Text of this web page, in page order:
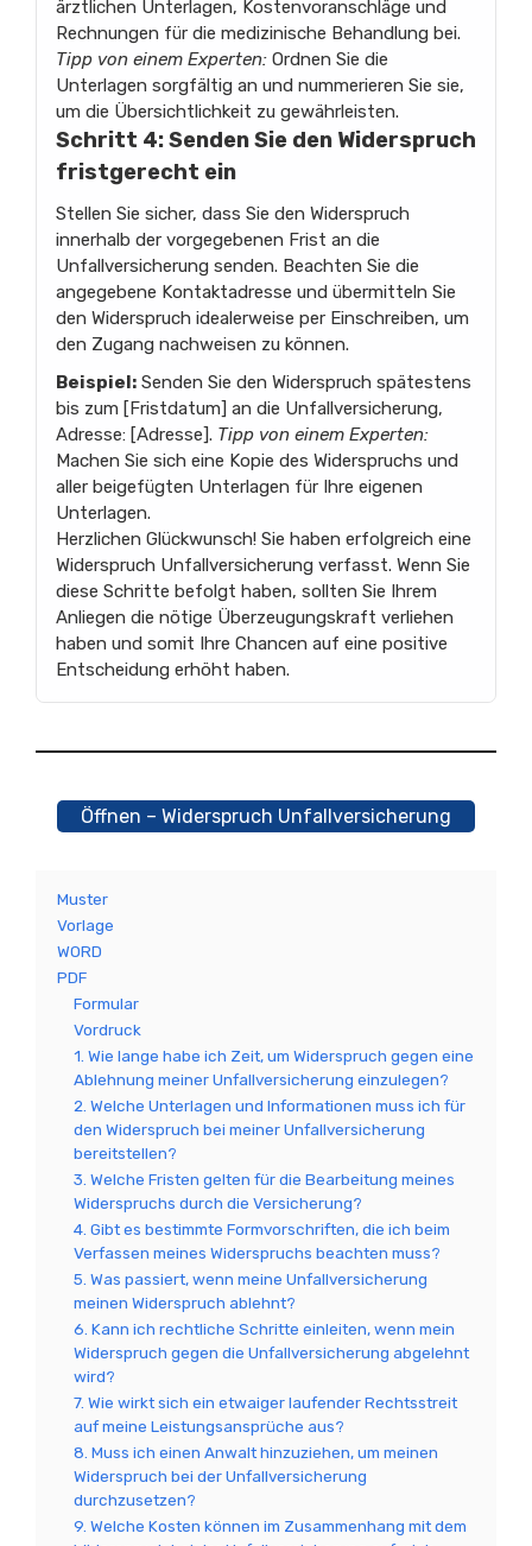
ärztlichen Unterlagen, Kostenvoranschläge und
Rechnungen für die medizinische Behandlung bei.
Tipp von einem Experten: Ordnen Sie die
Unterlagen sorgfältig an und nummerieren Sie sie,
um die Übersichtlichkeit zu gewährleisten.
Schritt 4: Senden Sie den Widerspruch
fristgerecht ein
Stellen Sie sicher, dass Sie den Widerspruch
innerhalb der vorgegebenen Frist an die
Unfallversicherung senden. Beachten Sie die
angegebene Kontaktadresse und übermitteln Sie
den Widerspruch idealerweise per Einschreiben, um
den Zugang nachweisen zu können.
Beispiel: Senden Sie den Widerspruch spätestens
bis zum [Fristdatum] an die Unfallversicherung,
Adresse: [Adresse]. Tipp von einem Experten:
Machen Sie sich eine Kopie des Widerspruchs und
aller beigefügten Unterlagen für Ihre eigenen
Unterlagen.
Herzlichen Glückwunsch! Sie haben erfolgreich eine
Widerspruch Unfallversicherung verfasst. Wenn Sie
diese Schritte befolgt haben, sollten Sie Ihrem
Anliegen die nötige Überzeugungskraft verliehen
haben und somit Ihre Chancen auf eine positive
Entscheidung erhöht haben.
Öffnen – Widerspruch Unfallversicherung
Muster
Vorlage
WORD
PDF
Formular
Vordruck
1. Wie lange habe ich Zeit, um Widerspruch gegen eine
Ablehnung meiner Unfallversicherung einzulegen?
2. Welche Unterlagen und Informationen muss ich für
den Widerspruch bei meiner Unfallversicherung
bereitstellen?
3. Welche Fristen gelten für die Bearbeitung meines
Widerspruchs durch die Versicherung?
4. Gibt es bestimmte Formvorschriften, die ich beim
Verfassen meines Widerspruchs beachten muss?
5. Was passiert, wenn meine Unfallversicherung
meinen Widerspruch ablehnt?
6. Kann ich rechtliche Schritte einleiten, wenn mein
Widerspruch gegen die Unfallversicherung abgelehnt
wird?
7. Wie wirkt sich ein etwaiger laufender Rechtsstreit
auf meine Leistungsansprüche aus?
8. Muss ich einen Anwalt hinzuziehen, um meinen
Widerspruch bei der Unfallversicherung
durchzusetzen?
9. Welche Kosten können im Zusammenhang mit dem